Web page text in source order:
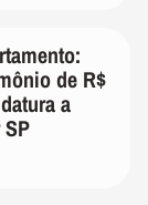
de R$
a